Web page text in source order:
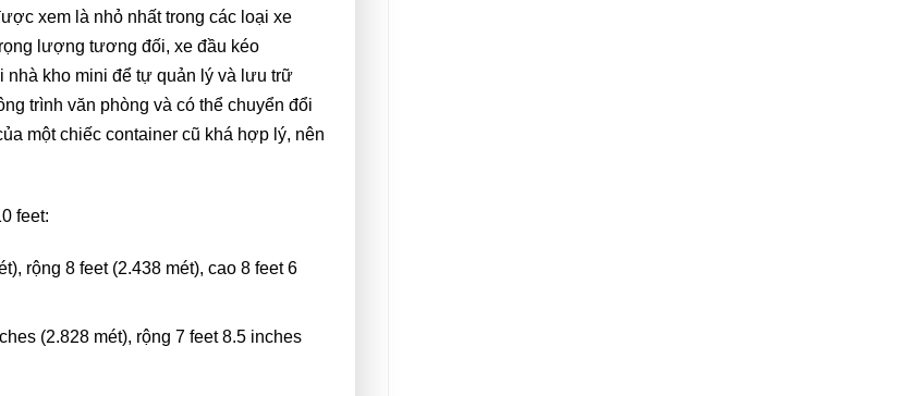
xem là nhỏ nhất trong các loại xe
lượng tương đối, xe đầu kéo
kho mini để tự quản lý và lưu trữ
trình văn phòng và có thể chuyển đổi
một chiếc container cũ khá hợp lý, nên
feet:
rộng 8 feet (2.438 mét), cao 8 feet 6
(2.828 mét), rộng 7 feet 8.5 inches